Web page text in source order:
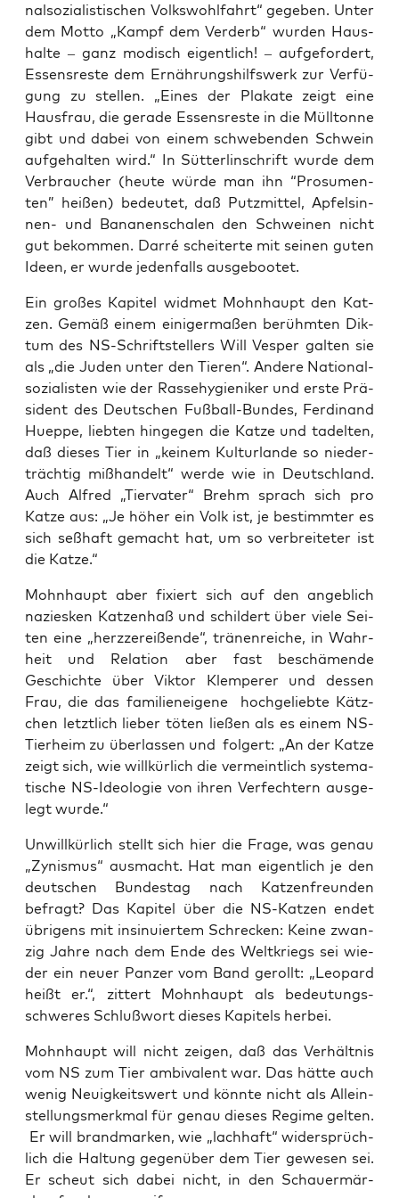
nal­so­zia­lis­ti­schen Volks­wohl­fahrt“ gege­ben. Unter
dem Mot­to „Kampf dem Ver­derb“ wur­den Haus­
hal­te – ganz modisch eigent­lich! – auf­ge­for­dert,
Essens­res­te dem Ernäh­rungs­hilfs­werk zur Ver­fü­
gung zu stel­len. „Eines der Pla­ka­te zeigt eine
Haus­frau, die gera­de Essens­res­te in die Müll­ton­ne
gibt und dabei von einem schwe­ben­den Schwein
auf­ge­hal­ten wird.“ In Süt­ter­lin­schrift wur­de dem
Ver­brau­cher (heu­te wür­de man ihn “Pro­sumen­
ten” hei­ßen) bedeu­tet, daß Putz­mit­tel, Apfel­sin­
nen- und Bana­nen­scha­len den Schwei­nen nicht
gut bekom­men. Dar­ré schei­ter­te mit sei­nen guten
Ideen, er wur­de jeden­falls ausgebootet.
Ein gro­ßes Kapi­tel wid­met Mohn­haupt den Kat­
zen. Gemäß einem eini­ger­ma­ßen berühm­ten Dik­
tum des NS-Schrift­stel­lers Will Ves­per gal­ten sie
als „die Juden unter den Tie­ren“. Ande­re Natio­nal­
so­zia­lis­ten wie der Ras­se­hy­gie­ni­ker und ers­te Prä­
si­dent des Deut­schen Fuß­ball-Bun­des, Fer­di­nand
Huep­pe, lieb­ten hin­ge­gen die Kat­ze und tadel­ten,
daß die­ses Tier in „kei­nem Kul­tur­lan­de so nie­der­
träch­tig miß­han­delt“ wer­de wie in Deutsch­land.
Auch Alfred „Tier­va­ter“ Brehm sprach sich pro
Kat­ze aus: „Je höher ein Volk ist, je bestimm­ter es
sich seß­haft gemacht hat, um so ver­brei­te­ter ist
die Katze.“
Mohn­haupt aber fixiert sich auf den angeb­lich
nazies­ken Kat­zen­haß und schil­dert über vie­le Sei­
ten eine „herz­ze­rei­ßen­de“, trä­nen­rei­che, in Wahr­
heit und Rela­ti­on aber fast beschä­men­de
Geschich­te über Vik­tor Klem­pe­rer und des­sen
Frau, die das fami­li­en­ei­ge­ne hoch­ge­lieb­te Kätz­
chen letzt­lich lie­ber töten lie­ßen als es einem NS-
Tier­heim zu über­las­sen und fol­gert: „An der Kat­ze
zeigt sich, wie will­kür­lich die ver­meint­lich sys­te­ma­
ti­sche NS-Ideo­lo­gie von ihren Ver­fech­tern aus­ge­
legt wurde.“
Unwill­kür­lich stellt sich hier die Fra­ge, was genau
„Zynis­mus“ aus­macht. Hat man eigent­lich je den
deut­schen Bun­des­tag nach Kat­zen­freun­den
befragt? Das Kapi­tel über die NS-Kat­zen endet
übri­gens mit insi­nu­ier­tem Schre­cken: Kei­ne zwan­
zig Jah­re nach dem Ende des Welt­kriegs sei wie­
der ein neu­er Pan­zer vom Band gerollt: „Leo­pard
heißt er.“, zit­tert Mohn­haupt als bedeu­tungs­
schwe­res Schluß­wort die­ses Kapi­tels herbei.
Mohn­haupt will nicht zei­gen, daß das Ver­hält­nis
vom NS zum Tier ambi­va­lent war. Das hät­te auch
wenig Neu­ig­keits­wert und könn­te nicht als Allein­
stel­lungs­merk­mal für genau die­ses Regime gel­ten.
Er will brand­mar­ken, wie „lach­haft“ wider­sprüch­
lich die Hal­tung gegen­über dem Tier gewe­sen sei.
Er scheut sich dabei nicht, in den Schau­er­mär­